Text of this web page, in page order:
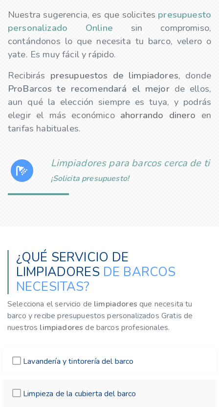
Nuestra sugerencia, es que solicites presupuesto
personalizado Online sin compromiso,
contándonos lo que necesita tu barco, velero o
yate. Es muy fácil y rápido.
Recibirás presupuestos de limpiadores, donde
ProBarcos te recomendará el mejorde ellos,
aun qué la elección siempre es tuya, y podrás
elegir el más económico ahorrando dinero en
tarifas habituales.
Limpiadores para barcos cerca de ti
¡Solicita presupuesto!
¿QUÉ SERVICIO DE
LIMPIADORES DE BARCOS
NECESITAS?
Selecciona el servicio de limpiadores que necesita tu
barco y recibe presupuestos personalizados Gratis de
nuestros limpiadores de barcos profesionales.
Lavandería y tintorería del barco
Limpieza de la cubierta del barco